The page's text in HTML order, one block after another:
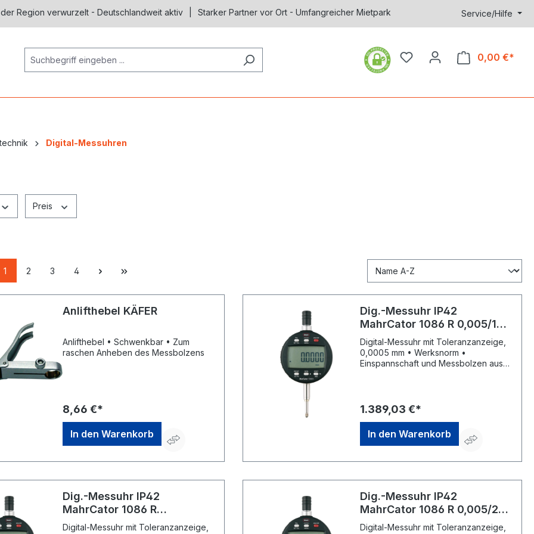
Region verwurzelt - Deutschlandweit aktiv Starker Partner vor Ort - Umfangreicher Mietpark Service/Hilfe
0,00 €*
Digital-Messuhren
Preis
1 2 3 4
Anlifthebel KÄFER
Anlifthebel • Schwenkbar • Zum
raschen Anheben des Messbolzens
8,66 €*
In den Warenkorb
Dig.-Messuhr IP42
MahrCator 1086 R 0,005/100
mm mit Daten MAHR
Digital-Messuhr mit Toleranzanzeige,
0,0005 mm • Werksnorm •
Einspannschaft und Messbolzen aus
drehbar • Einspannschaft Ø 8 mm,
Schutzkappe am Messbolzenend •
Mit auswechselbarer Tasterspitze
M2,5 • Mit Datenausgang RS232, USB
und Digimatic • Zählrichtungsumkehr •
mm/Inch-Umschaltung • Automatisches
Tasters • Tastensperre für
eingestellte Nullposition, erneutes
Nullsetzen nach dem Einschalten
entfällt (Absolut-System) • Preset-
Funktion (Messwertvoreinstellung) •
1.389,03 €*
In den Warenkorb
Dig.-Messuhr IP42
MahrCator 1086 R
0,005/12,5 mm mit Daten
Digital-Messuhr mit Toleranzanzeige,
Dig.-Messuhr IP42
MahrCator 1086 R 0,005/25
mm mit Daten MAHR
Digital-Messuhr mit Toleranzanzeige,